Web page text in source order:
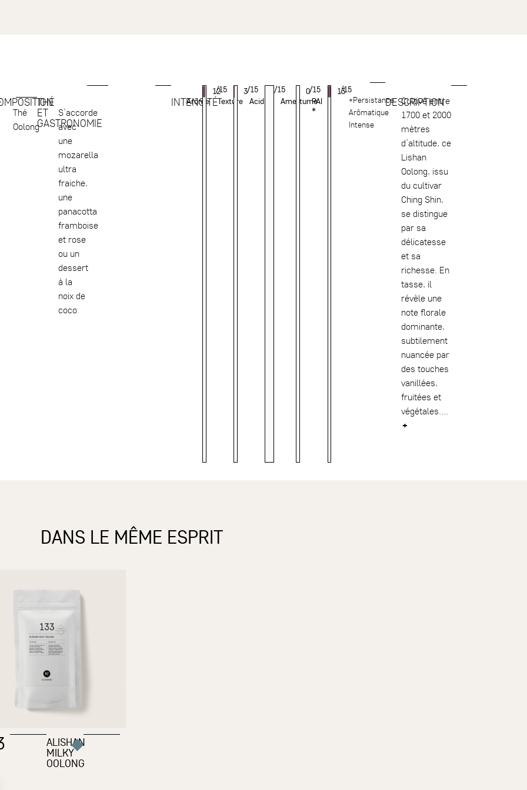
Thé
Oolong
THÉ
ET
GASTRONOMIE
S’accorde
avec
une
mozarella
ultra
fraiche,
une
panacotta
framboise
et rose
ou un
dessert
à la
noix de
coco
INTENSITÉ
Arôme
12/15
Texture
3/15
Acidité
/15
Amertume
0/15
PAI
*
13/15
*Persistance
Arômatique
Intense
DESCRIPTION
Cultivé entre
1700 et 2000
mètres
d’altitude, ce
Lishan
Oolong, issu
du cultivar
Ching Shin,
se distingue
par sa
délicatesse
et sa
richesse. En
tasse, il
révèle une
note florale
dominante,
subtilement
nuancée par
des touches
vanillées,
fruitées et
végétales….
+
DANS LE MÊME ESPRIT
ALISHAN
MILKY
OOLONG